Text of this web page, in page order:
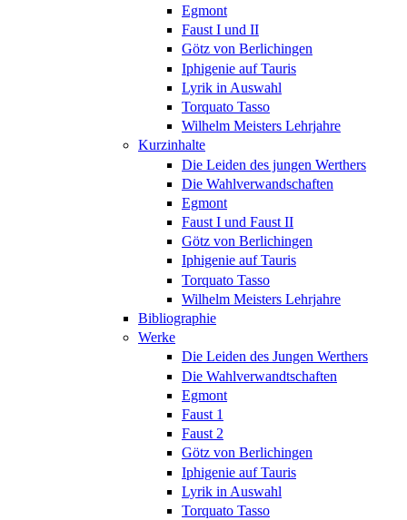
Egmont
Faust I und II
Götz von Berlichingen
Iphigenie auf Tauris
Lyrik in Auswahl
Torquato Tasso
Wilhelm Meisters Lehrjahre
Kurzinhalte
Die Leiden des jungen Werthers
Die Wahlverwandschaften
Egmont
Faust I und Faust II
Götz von Berlichingen
Iphigenie auf Tauris
Torquato Tasso
Wilhelm Meisters Lehrjahre
Bibliographie
Werke
Die Leiden des Jungen Werthers
Die Wahlverwandtschaften
Egmont
Faust 1
Faust 2
Götz von Berlichingen
Iphigenie auf Tauris
Lyrik in Auswahl
Torquato Tasso